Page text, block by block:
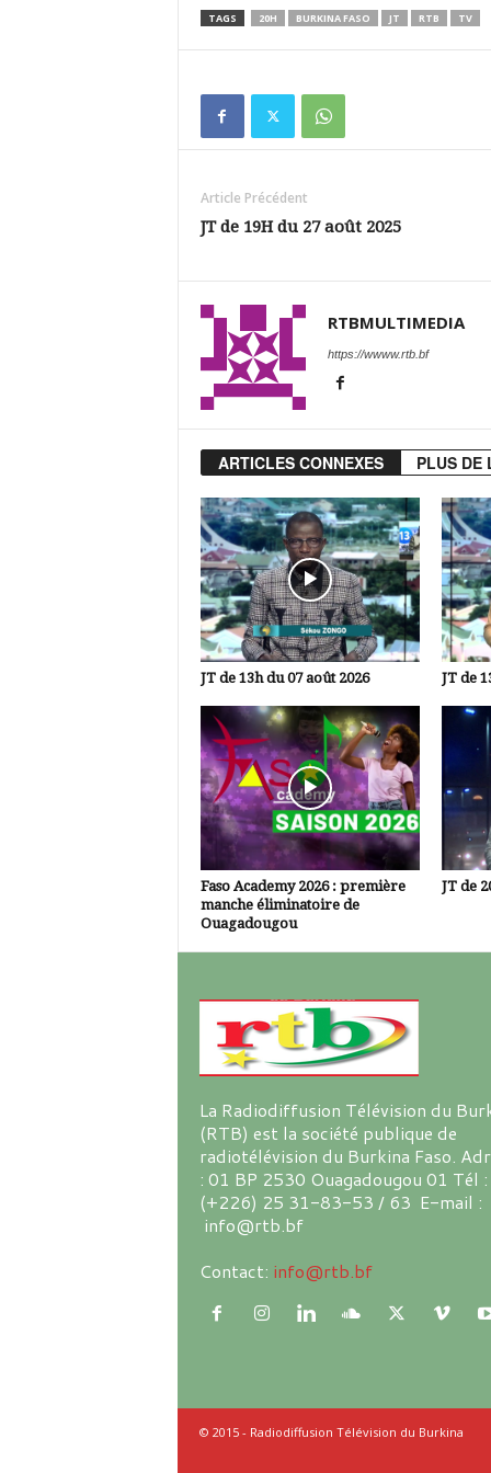
TAGS 20H BURKINA FASO JT RTB TV
Article Précédent
JT de 19H du 27 août 2025
RTBMULTIMEDIA
https://wwww.rtb.bf
ARTICLES CONNEXES PLUS DE
JT de 13h du 07 août 2026 JT de
Faso Academy 2026 : première
manche éliminatoire de
Ouagadougou
JT de
La Radiodiffusion Télévision du
(RTB) est la société publique de
radiotélévision du Burkina Faso.
: 01 BP 2530 Ouagadougou 01 Tél :
(+226) 25 31-83-53 / 63 E-mail :
info@rtb.bf
Contact: info@rtb.bf
© 2015 - Radiodiffusion Télévision du Burkina